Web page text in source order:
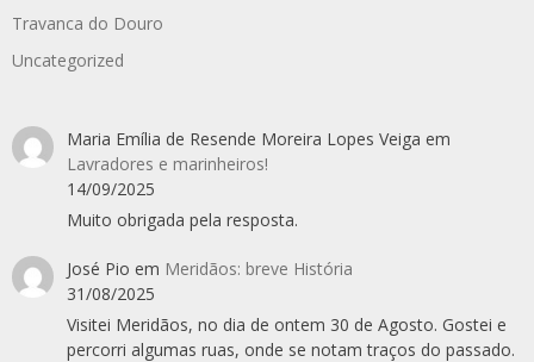
Travanca do Douro
Uncategorized
Maria Emília de Resende Moreira Lopes Veiga em
Lavradores e marinheiros!
14/09/2025
Muito obrigada pela resposta.
José Pio em Meridãos: breve História
31/08/2025
Visitei Meridãos, no dia de ontem 30 de Agosto. Gostei e
percorri algumas ruas, onde se notam traços do passado.